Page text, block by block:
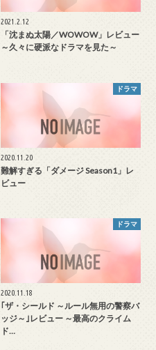
2021.2.12
「沈まぬ太陽／WOWOW」レビュー
～久々に硬派なドラマを見た～
ドラマ
2020.11.20
難解すぎる「ダメージ Season1」レ
ビュー
ドラマ
2020.11.18
｢ザ・シールド ～ルール無用の警察バ
ッジ～｣レビュー ～最高のクライム
ド…